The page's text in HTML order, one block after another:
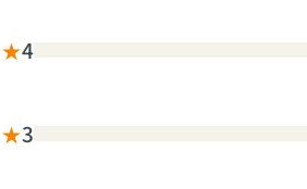
★4
★3